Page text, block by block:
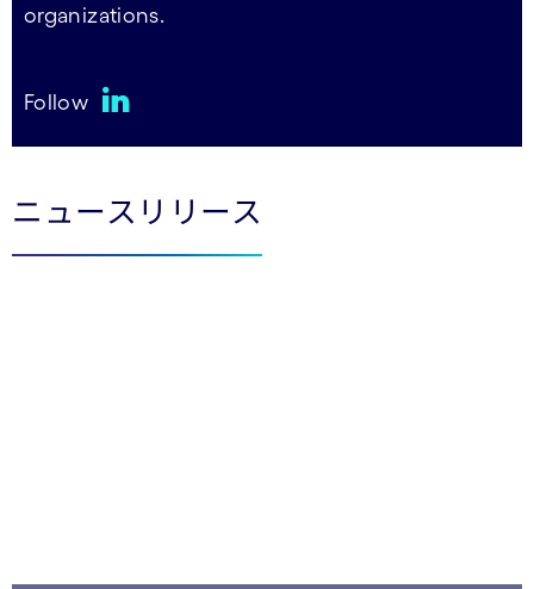
organizations.
Follow
ニュースリリース